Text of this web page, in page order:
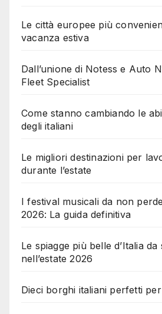
Le città europee più
vacanza estiva
Dall’unione di Notess e Auto
Fleet Specialist
Come stanno cambiando le
degli italiani
Le migliori destinazioni per
durante l’estate
I festival musicali da non
2026: La guida definitiva
Le spiagge più belle d’Italia
nell’estate 2026
Dieci borghi italiani perfetti